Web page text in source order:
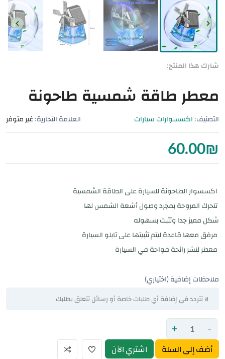
شارك هذا المنتج:
معطر طاقة شمسية طاحونة
التصنيف: اكسسوارات سيارات العلامة التجارية: غير متوفر
60.00₪
اكسسوار الطاحونة للسيارة على الطاقة الشمسية
تتحرك المروحة بمجرد وصول أشعة الشمس لها
شكل مميز جدا وتثبت بسهوله
مرفق معها قاعدة ليتم تثبيتها على تابلو السيارة
معطر لنشر رائحة فواحة في السيارة
ملاحظات إضافية (اختياري)
-
+
أضف إلى السلة اشتري الآن